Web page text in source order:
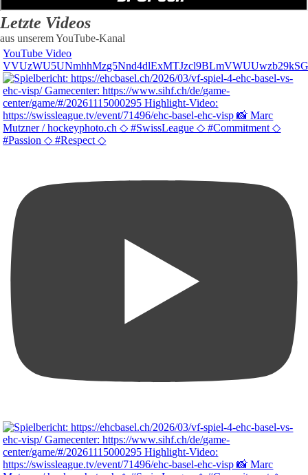
Letzte Videos
aus unserem YouTube-Kanal
YouTube Video